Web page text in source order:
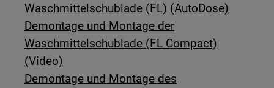
Waschmittelschublade (FL) (AutoDose)
Demontage und Montage der
Waschmittelschublade (FL Compact)
(Video)
Demontage und Montage des